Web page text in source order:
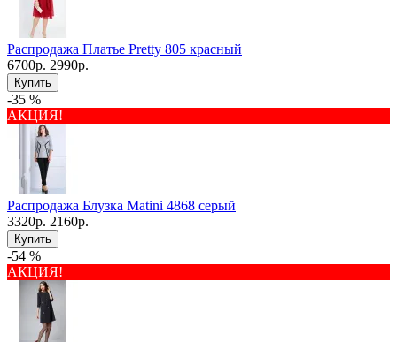
Распродажа Платье Pretty 805 красный
6700р. 2990р.
Купить
-35 %
АКЦИЯ!
Распродажа Блузка Matini 4868 серый
3320р. 2160р.
Купить
-54 %
АКЦИЯ!